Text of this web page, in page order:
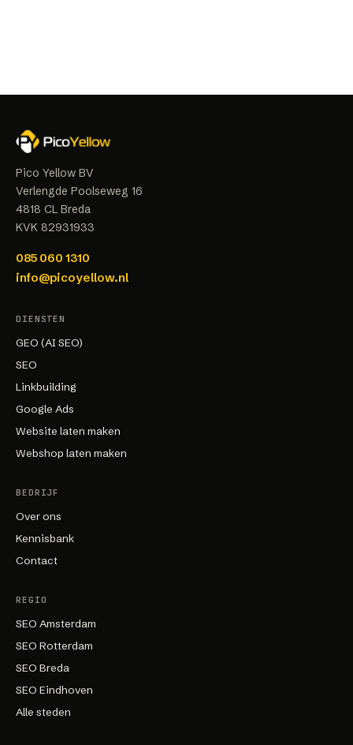
Pico Yellow BV
Verlengde Poolseweg 16
4818 CL Breda
KVK 82931933
085 060 1310
info@picoyellow.nl
DIENSTEN
GEO (AI SEO)
SEO
Linkbuilding
Google Ads
Website laten maken
Webshop laten maken
BEDRIJF
Over ons
Kennisbank
Contact
REGIO
SEO Amsterdam
SEO Rotterdam
SEO Breda
SEO Eindhoven
Alle steden